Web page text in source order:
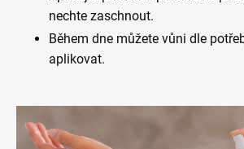
nechte zaschnout.
Během dne můžete vůni dle
aplikovat.